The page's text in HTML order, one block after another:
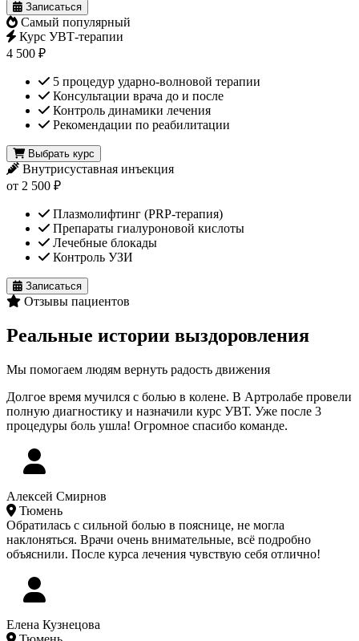
Записаться
Самый популярный
Курс УВТ-терапии
4 500 ₽
5 процедур ударно-волновой терапии
Консультации врача до и после
Контроль динамики лечения
Рекомендации по реабилитации
Выбрать курс
Внутрисуставная инъекция
от 2 500 ₽
Плазмолифтинг (PRP-терапия)
Препараты гиалуроновой кислоты
Лечебные блокады
Контроль УЗИ
Записаться
Отзывы пациентов
Реальные истории выздоровления
Мы помогаем людям вернуть радость движения
Долгое время мучился с болью в колене. В Артролабе провели
полную диагностику и назначили курс УВТ. Уже после 3
процедуры боль ушла! Огромное спасибо команде.
Алексей Смирнов
Тюмень
Обратилась с сильной болью в пояснице, не могла
наклоняться. Врачи очень внимательные, всё подробно
объяснили. После курса лечения чувствую себя отлично!
Елена Кузнецова